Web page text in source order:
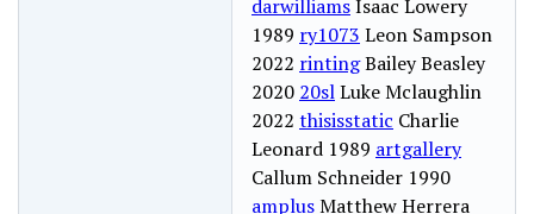
darwilliamsIsaac Lowery
1989 ry1073 Leon Sampson
2022 rintingBailey Beasley
2020 20slLuke Mclaughlin
2022 thisisstatic Charlie
Leonard 1989 artgallery
Callum Schneider 1990
amplusMatthew Herrera